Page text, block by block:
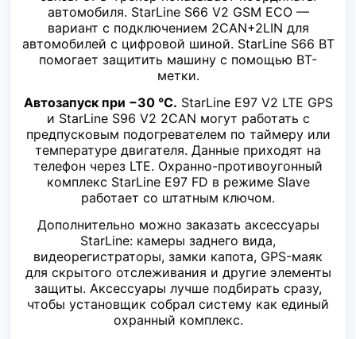
автомобиля. StarLine S66 V2 GSM ECO —
вариант с подключением 2CAN+2LIN для
автомобилей с цифровой шиной. StarLine S66 BT
помогает защитить машину с помощью BT-
метки.
Автозапуск при −30 °C. StarLine E97 V2 LTE GPS
и StarLine S96 V2 2CAN могут работать с
предпусковым подогревателем по таймеру или
температуре двигателя. Данные приходят на
телефон через LTE. Охранно-противоугонный
комплекс StarLine E97 FD в режиме Slave
работает со штатным ключом.
Дополнительно можно заказать аксессуары
StarLine: камеры заднего вида,
видеорегистраторы, замки капота, GPS-маяк
для скрытого отслеживания и другие элементы
защиты. Аксессуары лучше подбирать сразу,
чтобы установщик собрал систему как единый
охранный комплекс.